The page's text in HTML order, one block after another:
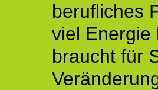
berufliches
viel Energie
braucht für